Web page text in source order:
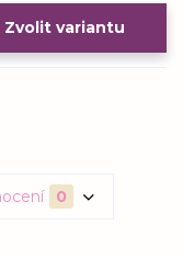
Zvolit variantu
0